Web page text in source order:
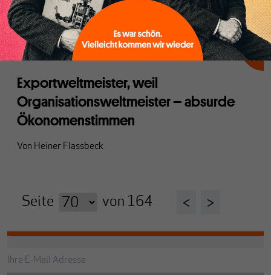
VonHeiner Flassbeck
EU
Exportweltmeister, weil
Organisationsweltmeister – absurde
Ökonomenstimmen
Von Heiner Flassbeck
Seite von 164 < >